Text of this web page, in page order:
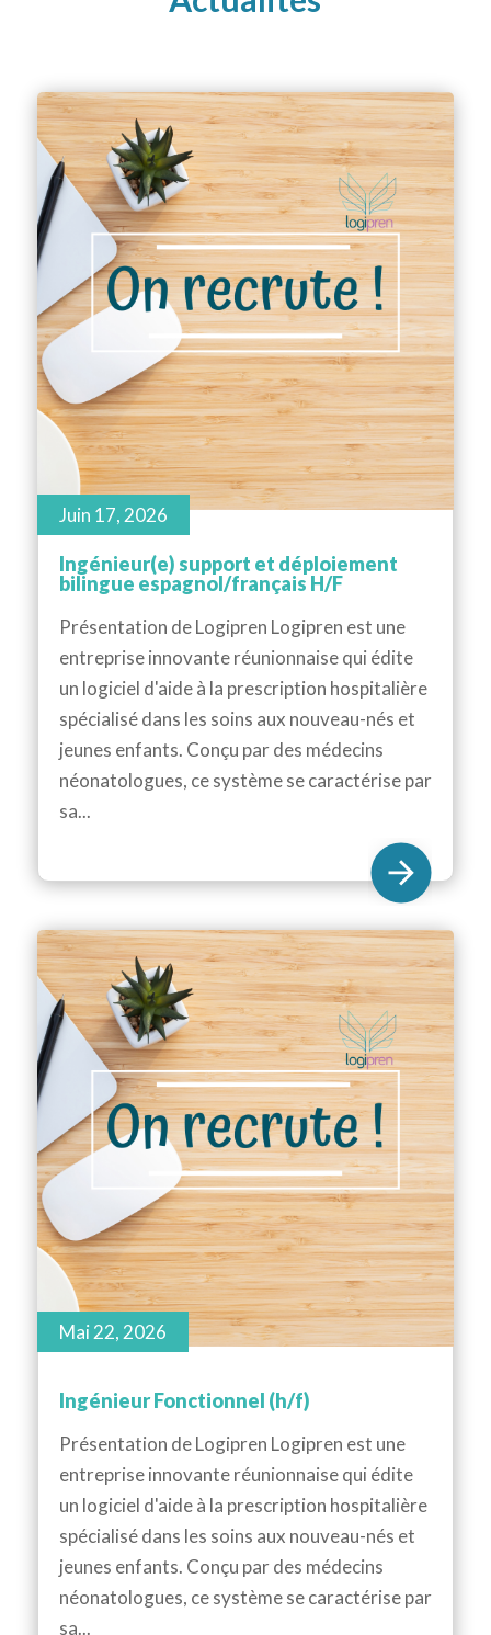
Ingénieur(e) support et déploiement
bilingue espagnol/français H/F
Juin 17, 2026
Présentation de Logipren Logipren est une
entreprise innovante réunionnaise qui édite
un logiciel d'aide à la prescription hospitalière
spécialisé dans les soins aux nouveau-nés et
jeunes enfants. Conçu par des médecins
néonatologues, ce système se caractérise par
sa...
Ingénieur Fonctionnel (h/f)
Mai 22, 2026
Présentation de Logipren Logipren est une
entreprise innovante réunionnaise qui édite
un logiciel d'aide à la prescription hospitalière
spécialisé dans les soins aux nouveau-nés et
jeunes enfants. Conçu par des médecins
néonatologues, ce système se caractérise par
sa...